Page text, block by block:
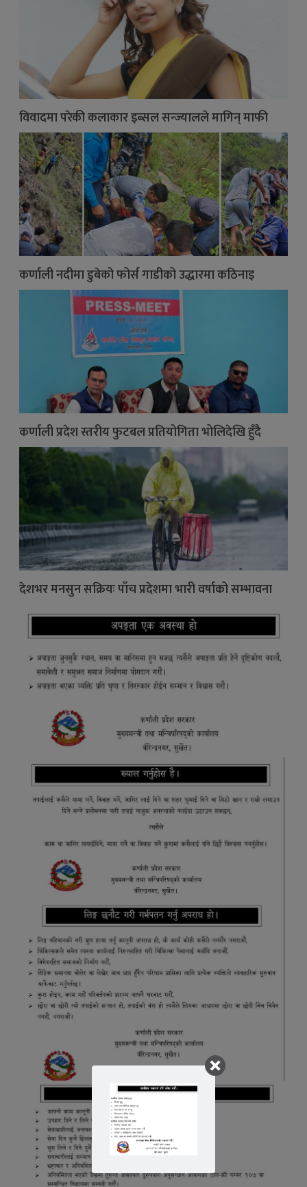
विवादमा परेकी कलाकार इब्सल सन्ज्यालले मागिन् माफी
कर्णाली नदीमा डुबेको फोर्स गाडीको उद्धारमा कठिनाइ
कर्णाली प्रदेश स्तरीय फुटबल प्रतियोगिता भोलिदेखि हुँदै
देशभर मनसुन सक्रियः पाँच प्रदेशमा भारी वर्षाको सम्भावना